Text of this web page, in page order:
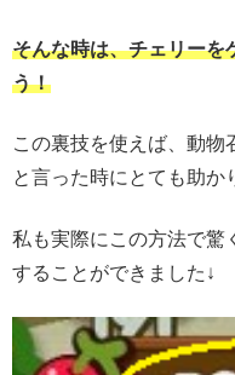
そんな時は、チェリーを
う！
この裏技を使えば、動物
と言った時にとても助か
私も実際にこの方法で驚
することができました↓